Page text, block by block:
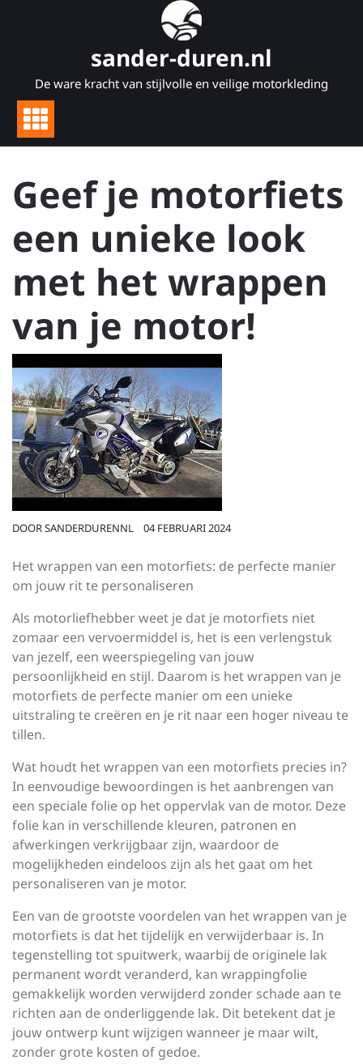
sander-duren.nl
De ware kracht van stijlvolle en veilige motorkleding
Geef je motorfiets
een unieke look
met het wrappen
van je motor!
DOORSANDERDURENNL 04 FEBRUARI 2024
Het wrappen van een motorfiets: de perfecte manier
om jouw rit te personaliseren
Als motorliefhebber weet je dat je motorfiets niet
zomaar een vervoermiddel is, het is een verlengstuk
van jezelf, een weerspiegeling van jouw
persoonlijkheid en stijl. Daarom is het wrappen van je
motorfiets de perfecte manier om een unieke
uitstraling te creëren en je rit naar een hoger niveau te
tillen.
Wat houdt het wrappen van een motorfiets precies in?
In eenvoudige bewoordingen is het aanbrengen van
een speciale folie op het oppervlak van de motor. Deze
folie kan in verschillende kleuren, patronen en
afwerkingen verkrijgbaar zijn, waardoor de
mogelijkheden eindeloos zijn als het gaat om het
personaliseren van je motor.
Een van de grootste voordelen van het wrappen van je
motorfiets is dat het tijdelijk en verwijderbaar is. In
tegenstelling tot spuitwerk, waarbij de originele lak
permanent wordt veranderd, kan wrappingfolie
gemakkelijk worden verwijderd zonder schade aan te
richten aan de onderliggende lak. Dit betekent dat je
jouw ontwerp kunt wijzigen wanneer je maar wilt,
zonder grote kosten of gedoe.